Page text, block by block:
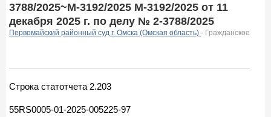
3788/2025~М-3192/2025 М-3192/2025 от 11
декабря 2025 г. по делу № 2-3788/2025
Первомайский районный суд г. Омска (Омская область) - Гражданское
Строка статотчета 2.203
55RS0005-01-2025-005225-97